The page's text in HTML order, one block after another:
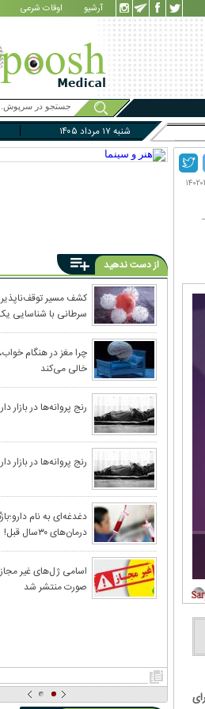
اوقات شرعی آرشیو
شنبه ۱۷ مرداد ۱۴۰۵
از دست ندهید
کشف مسیر
سرطانی با شناسایی
چرا مغز در هنگام
خالی می‌کند
رنج پروانه‌ها در بازار
رنج پروانه‌ها در بازار
دغدغه‌ای به‌ نام
درمان‌های ۳۰‌سال قبل!
اسامی ژل‌های غیر
صورت منتشر شد